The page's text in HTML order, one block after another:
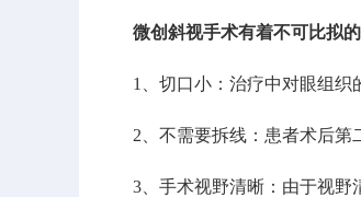
微创斜视手术有着不可比拟的
1、切口小：治疗中对眼组织的
2、不需要拆线：患者术后第
3、手术视野清晰：由于视野清